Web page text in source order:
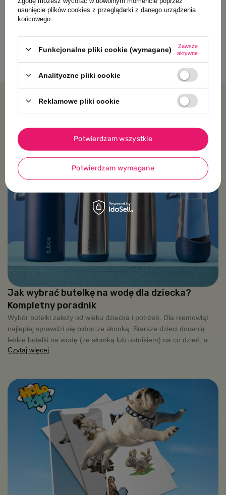
Topbright Zabawkowy automat
sprzedający Shop&Go | edukacyjna
169,00 PLN
Platforma wiedzy
Jak wybrać butelkę na wodę dla dziecka?
Kompletny poradnik
Wybór butelki zależy od wieku dziecka i potrzeb. Dla niemowląt
najlepiej sprawdzi się bidon ze słomką. Starsze dzieci docenią
lekkie butelki na wodę (ze słomką lub ustnikiem) na co dzień, a na
wycieczki czy chłodniejsze dni warto wybrać modele termiczne ze
Czytaj więcej
usunięcie plików cookies z przeglądarki z danego urządzenia
końcowego.
Funkcjonalne pliki cookie (wymagane)
Zawsze
aktywne
Analityczne pliki cookie
Reklamowe pliki cookie
Potwierdzam wymagane
Potwierdzam wszystkie